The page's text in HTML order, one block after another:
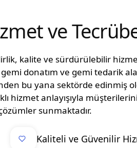
ve
kalite ve sürdürülebilir hizmet
donatım ve gemi tedarik
bu yana sektörde edinmiş
hizmet anlayışıyla
sunmaktadır.
Kaliteli ve Güvenilir